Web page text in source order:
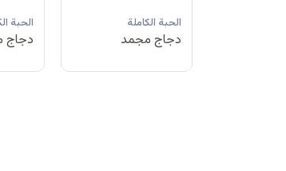
الحبة الكاملة
دجاج مبرد
الحبة
دجاج